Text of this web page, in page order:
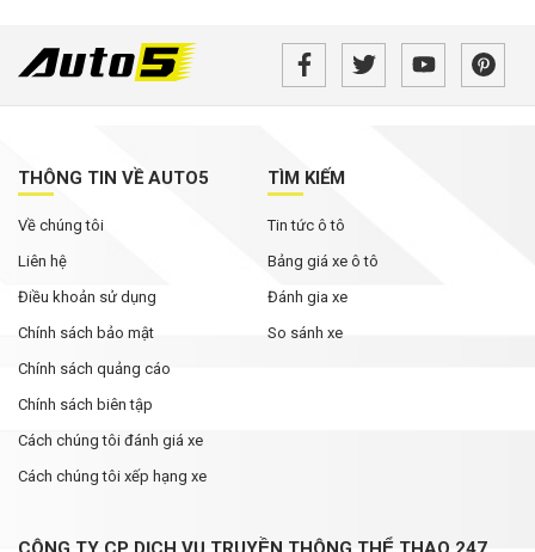
THÔNG TIN VỀ AUTO5
Về chúng tôi
Liên hệ
Điều khoản sử dụng
Chính sách bảo mật
Chính sách quảng cáo
Chính sách biên tập
Cách chúng tôi đánh giá xe
Cách chúng tôi xếp hạng xe
TÌM KIẾM
Tin tức ô tô
Bảng giá xe ô tô
Đánh gia xe
So sánh xe